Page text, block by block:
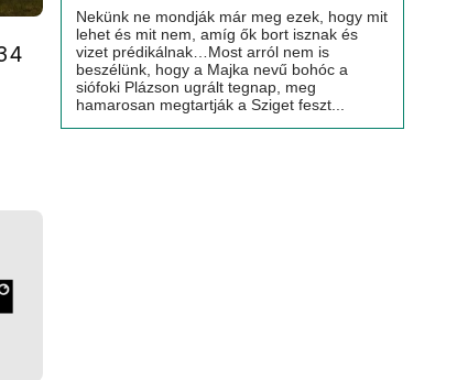
Nekünk ne mondják már meg ezek, hogy mit
lehet és mit nem, amíg ők bort isznak és
vizet prédikálnak…Most arról nem is
beszélünk, hogy a Majka nevű bohóc a
siófoki Plázson ugrált tegnap, meg
hamarosan megtartják a Sziget feszt...